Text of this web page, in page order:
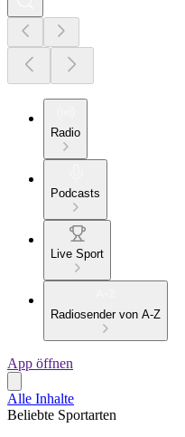
Radio
Podcasts
Live Sport
Radiosender von A-Z
App öffnen
Alle Inhalte
Beliebte Sportarten